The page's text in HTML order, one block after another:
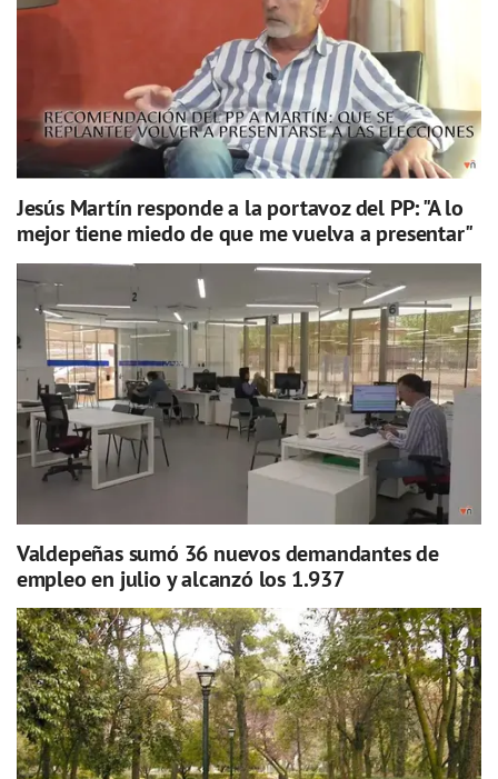
Jesús Martín responde a la portavoz del PP: "A lo
mejor tiene miedo de que me vuelva a presentar"
Valdepeñas sumó 36 nuevos demandantes de
empleo en julio y alcanzó los 1.937